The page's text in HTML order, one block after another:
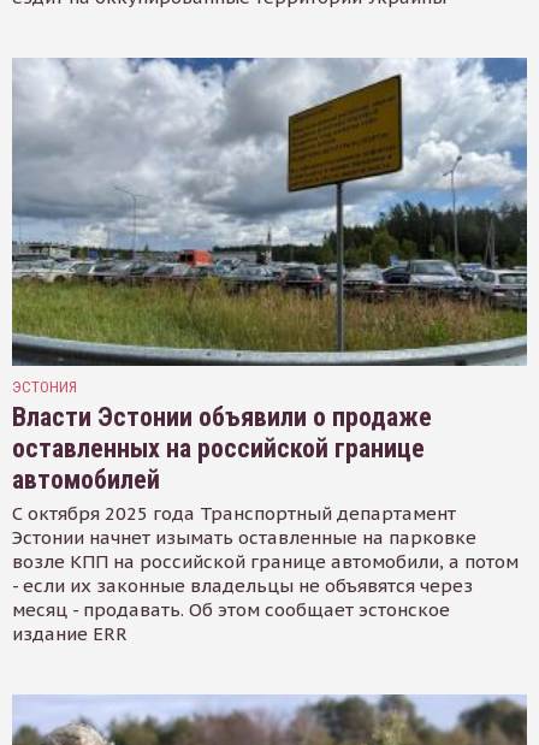
ЭСТОНИЯ
Власти Эстонии объявили о продаже
оставленных на российской границе
автомобилей
С октября 2025 года Транспортный департамент
Эстонии начнет изымать оставленные на парковке
возле КПП на российской границе автомобили, а потом
- если их законные владельцы не объявятся через
месяц - продавать. Об этом сообщает эстонское
издание ERR